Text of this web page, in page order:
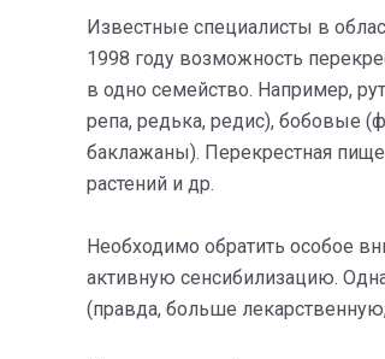
Известные специалисты в
1998 году возможность
в одно семейство. Например,
репа, редька, редис), бобовые
баклажаны). Перекрестная
растений и др.
Необходимо обратить особое
активную сенсибилизацию.
(правда, больше